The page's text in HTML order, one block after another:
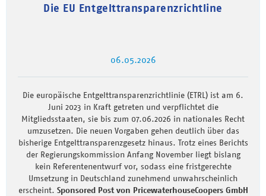
Die EU Entgelttransparenzrichtline
06.05.2026
Die europäische Entgelttransparenzrichtlinie (ETRL) ist am 6.
Juni 2023 in Kraft getreten und verpflichtet die
Mitgliedsstaaten, sie bis zum 07.06.2026 in nationales Recht
umzusetzen. Die neuen Vorgaben gehen deutlich über das
bisherige Entgelttransparenzgesetz hinaus. Trotz eines Berichts
der Regierungskommission Anfang November liegt bislang
kein Referentenentwurf vor, sodass eine fristgerechte
Umsetzung in Deutschland zunehmend unwahrscheinlich
erscheint. Sponsored Post von PricewaterhouseCoopers GmbH